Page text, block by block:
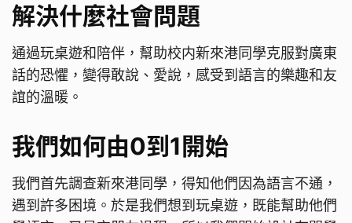
解決什麼社會問題
通過玩桌遊和陪伴，幫助校内新來港同學克服對廣東
話的恐懼，變得敢說、愛說，感受到語言的樂趣和友
誼的溫暖。
我們如何由0到1開始
我們首先調查新來港同學，得知他們因為語言不通，
遇到許多困境。於是我們想到玩桌遊，既能幫助他們